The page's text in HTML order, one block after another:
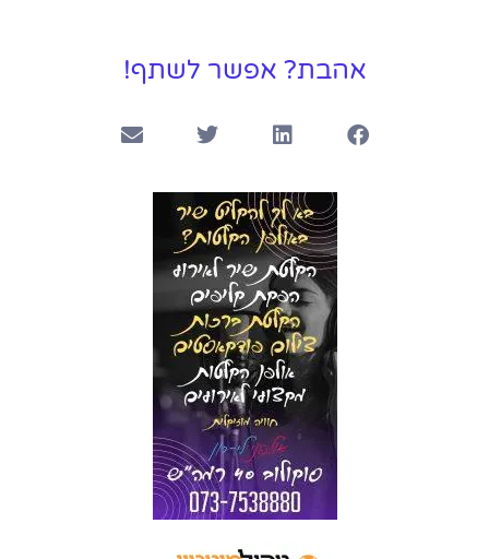
אהבת? אפשר לשתף!